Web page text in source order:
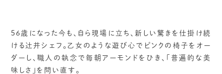
56歳になった今も、自ら現場に立ち、新しい驚きを仕掛け続
ける辻井シェフ。乙女のような遊び心でピンクの椅子をオー
ダーし、職人の執念で毎朝アーモンドをひき、「普遍的な美
味しさ」を問い直す。